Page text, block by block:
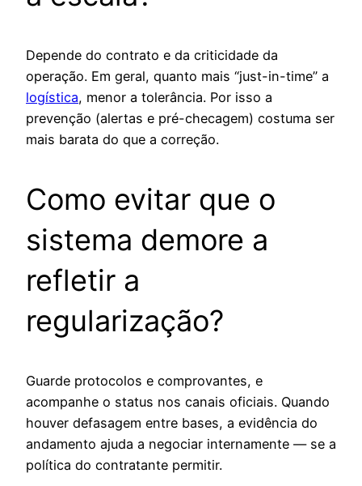
Depende do contrato e da criticidade da
operação. Em geral, quanto mais “just-in-time” a
logística, menor a tolerância. Por isso a
prevenção (alertas e pré-checagem) costuma ser
mais barata do que a correção.
Como evitar que o
sistema demore a
refletir a
regularização?
Guarde protocolos e comprovantes, e
acompanhe o status nos canais oficiais. Quando
houver defasagem entre bases, a evidência do
andamento ajuda a negociar internamente — se a
política do contratante permitir.